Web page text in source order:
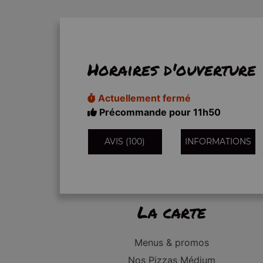
Horaires d'ouverture
Actuellement fermé
Précommande pour 11h50
AVIS (100) INFORMATIONS
La carte
Menus & promos
Nos Pizzas Médium